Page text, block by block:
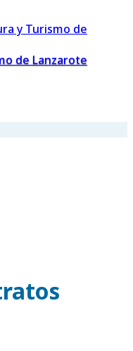
de Lanzarote